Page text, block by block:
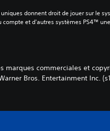
donnent droit de jouer sur le
compte et d'autres systèmes PS4™
marques commerciales et
Bros. Entertainment Inc.